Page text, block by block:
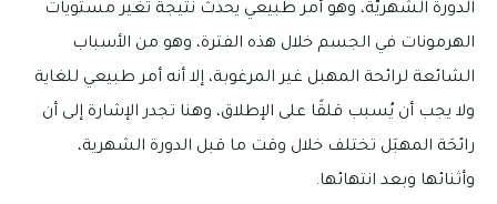
الدورة الشهريّة، وهو أمر طبيعي يحدث نتيجة تغير مستويات
الهرمونات في الجسم خلال هذه الفترة، وهو من الأسباب
الشائعة لرائحة المهبل غير المرغوبة، إلا أنه أمر طبيعي للغاية
ولا يجب أن يُسبب قلقًا على الإطلاق، وهنا تجدر الإشارة إلى أن
رائحَة المهبَل تختلف خلال وقت ما قبل الدورة الشهرية،
وأثنائها وبعد انتهائها.